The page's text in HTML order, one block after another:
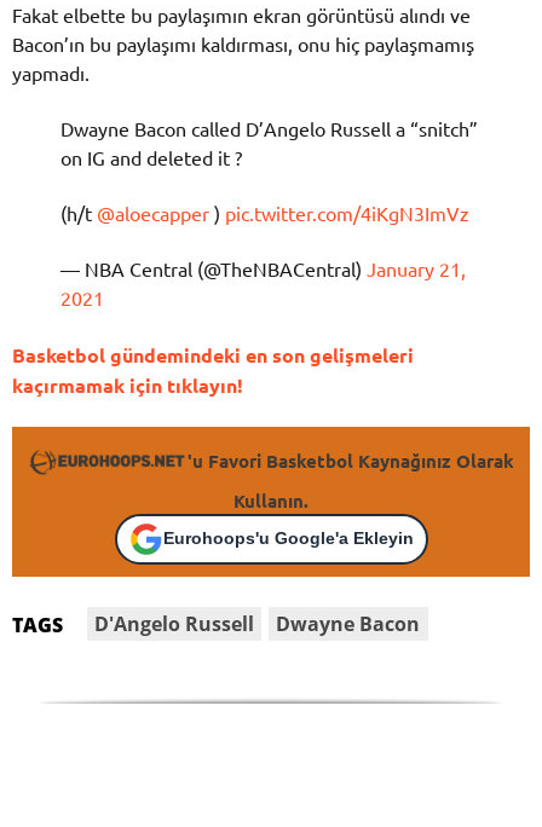
Fakat elbette bu paylaşımın ekran görüntüsü alındı ve
Bacon’ın bu paylaşımı kaldırması, onu hiç paylaşmamış
yapmadı.
Dwayne Bacon called D’Angelo Russell a “snitch”
on IG and deleted it ?
(h/t @aloecapper ) pic.twitter.com/4iKgN3ImVz
— NBA Central (@TheNBACentral) January 21,
2021
Basketbol gündemindeki en son gelişmeleri
kaçırmamak için tıklayın!
'u Favori Basketbol Kaynağınız Olarak
Kullanın.
Eurohoops'u Google'a Ekleyin
TAGS D'Angelo Russell Dwayne Bacon